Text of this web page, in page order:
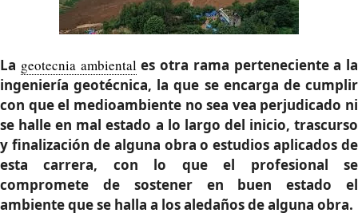
La geotecnia ambiental es otra rama perteneciente a la
ingeniería geotécnica, la que se encarga de cumplir
con que el medioambiente no sea vea perjudicado ni
se halle en mal estado a lo largo del inicio, trascurso
y finalización de alguna obra o estudios aplicados de
esta carrera, con lo que el profesional se
compromete de sostener en buen estado el
ambiente que se halla a los aledaños de alguna obra.